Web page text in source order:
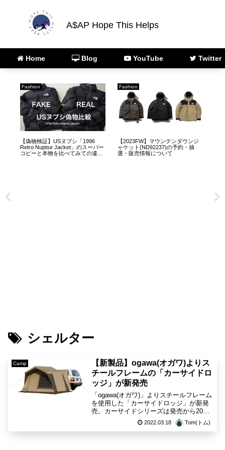
A$AP Hope This Helps
Home Blog YouTube Twitter
Fashion
【偽物検証】USヌプシ「1996
Retro Nuptse Jacket」のスーパー
コピーと本物を比べてみての違い
Fashion
【2023FW】マウンテンダウンジ
ャケット(ND92237)の予約・抽
選・販売情報について
シェルター
Camp
【新製品】ogawa(オガワ)よりス
チールフレームの「カーサイドロ
ッジ」が新発売
「ogawa(オガワ)」よりスチールフレーム
を使用した「カーサイドロッジ」が新発
売。カーサイドシリーズは発売から20年
を迎え、新しくも懐かしい"ogawaらしい
カーサイド"となっています。オートキャ
2022.03.18 Tom(トム)